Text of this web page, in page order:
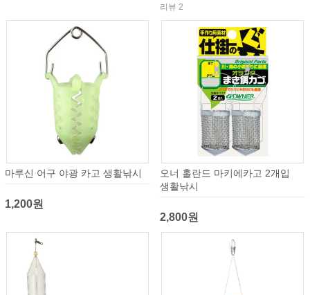
리뷰 2
마루신 어구 야광 카고 생활낚시
1,200원
오너 홀란드 마키에카고 2개입
생활낚시
2,800원